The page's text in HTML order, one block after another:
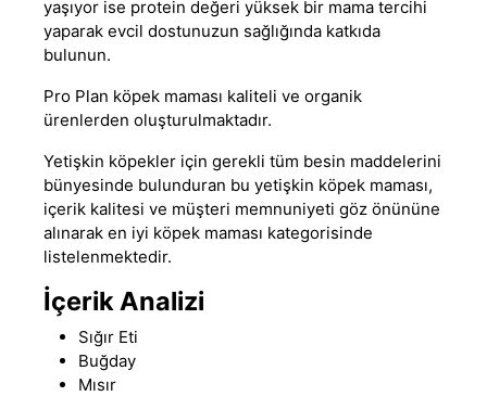
yaşıyor ise protein değeri yüksek bir mama tercihi
yaparak evcil dostunuzun sağlığında katkıda
bulunun.
Pro Plan köpek maması kaliteli ve organik
ürenlerden oluşturulmaktadır.
Yetişkin köpekler için gerekli tüm besin maddelerini
bünyesinde bulunduran bu yetişkin köpek maması,
içerik kalitesi ve müşteri memnuniyeti göz önününe
alınarak en iyi köpek maması kategorisinde
listelenmektedir.
İçerik Analizi
Sığır Eti
Buğday
Mısır